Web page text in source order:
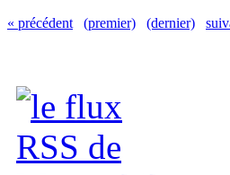
« précédent (premier) (dernier)